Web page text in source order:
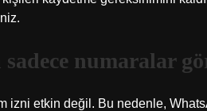
sadece numaralar
izni etkin değil. Bu nedenle,